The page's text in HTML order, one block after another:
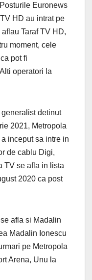
Euronews
HD au intrat pe
Taraf TV HD,
moment, cele
pot fi
operatori la
detinut
2021, Metropola
inceput sa intre in
de cablu Digi,
TV se afla in lista
2020 ca post
afla si Madalin
Madalin Ionescu
pe Metropola
Arena, Unu la